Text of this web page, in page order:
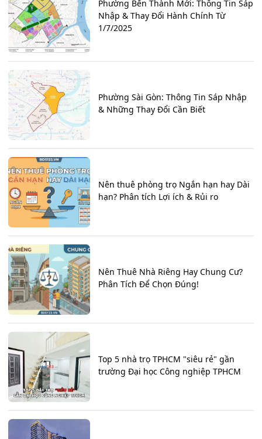
Phường Bến Thành Mới: Thông Tin Sáp
Nhập & Thay Đổi Hành Chính Từ
1/7/2025
Phường Sài Gòn: Thông Tin Sáp Nhập
& Những Thay Đổi Cần Biết
Nên thuê phòng trọ Ngắn hạn hay Dài
hạn? Phân tích Lợi ích & Rủi ro
Nên Thuê Nhà Riêng Hay Chung Cư?
Phân Tích Để Chọn Đúng!
Top 5 nhà trọ TPHCM "siêu rẻ" gần
trường Đại học Công nghiệp TPHCM